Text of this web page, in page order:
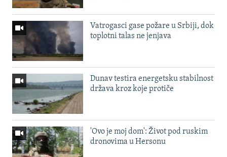
Vatrogasci gase požare u Srbiji, dok
toplotni talas ne jenjava
Dunav testira energetsku stabilnost
država kroz koje protiče
'Ovo je moj dom': Život pod ruskim
dronovima u Hersonu